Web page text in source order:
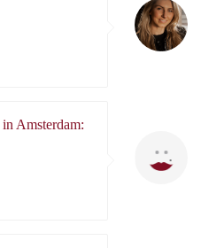
in Amsterdam: